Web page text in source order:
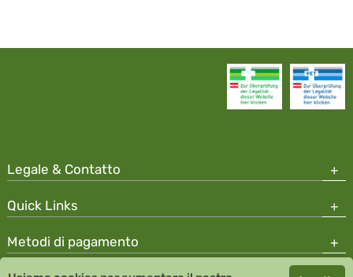
Legale & Contatto
Quick Links
Metodi di pagamento